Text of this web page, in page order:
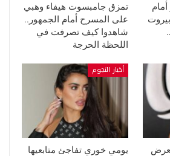
تمزق جامبسوت هيفاء وهبي
على المسرح أمام الجمهور..
شاهدوا كيف تصرفت في
اللحظة الحرجة
أخبار النجوم
يومي خوري تفاجئ متابعيها